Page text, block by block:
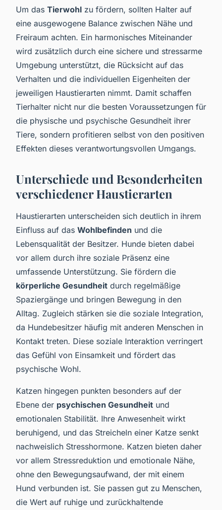
Um das Tierwohl zu fördern, sollten Halter auf
eine ausgewogene Balance zwischen Nähe und
Freiraum achten. Ein harmonisches Miteinander
wird zusätzlich durch eine sichere und stressarme
Umgebung unterstützt, die Rücksicht auf das
Verhalten und die individuellen Eigenheiten der
jeweiligen Haustierarten nimmt. Damit schaffen
Tierhalter nicht nur die besten Voraussetzungen für
die physische und psychische Gesundheit ihrer
Tiere, sondern profitieren selbst von den positiven
Effekten dieses verantwortungsvollen Umgangs.
Unterschiede und Besonderheiten
verschiedener Haustierarten
Haustierarten unterscheiden sich deutlich in ihrem
Einfluss auf das Wohlbefinden und die
Lebensqualität der Besitzer. Hunde bieten dabei
vor allem durch ihre soziale Präsenz eine
umfassende Unterstützung. Sie fördern die
körperliche Gesundheit durch regelmäßige
Spaziergänge und bringen Bewegung in den
Alltag. Zugleich stärken sie die soziale Integration,
da Hundebesitzer häufig mit anderen Menschen in
Kontakt treten. Diese soziale Interaktion verringert
das Gefühl von Einsamkeit und fördert das
psychische Wohl.
Katzen hingegen punkten besonders auf der
Ebene der psychischen Gesundheit und
emotionalen Stabilität. Ihre Anwesenheit wirkt
beruhigend, und das Streicheln einer Katze senkt
nachweislich Stresshormone. Katzen bieten daher
vor allem Stressreduktion und emotionale Nähe,
ohne den Bewegungsaufwand, der mit einem
Hund verbunden ist. Sie passen gut zu Menschen,
die Wert auf ruhige und zurückhaltende